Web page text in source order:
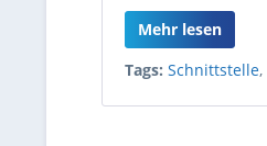
Mehr lesen
Tags: Schnittstelle,